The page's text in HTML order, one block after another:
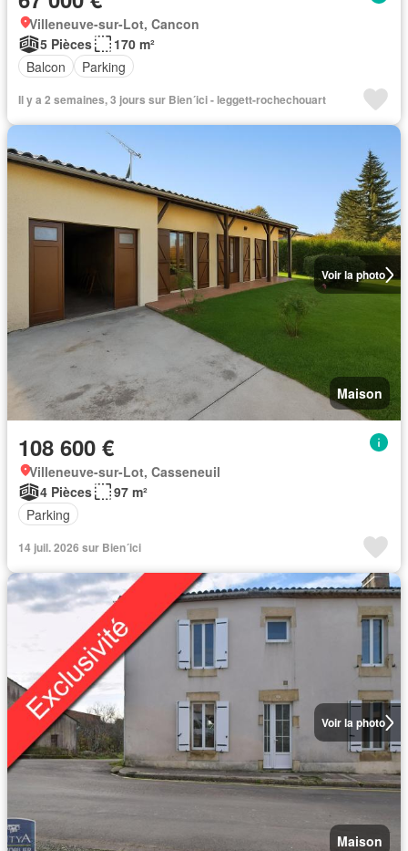
Villeneuve-sur-Lot, Cancon
5 Pièces
170 m²
Balcon
Parking
Il y a 2 semaines, 3 jours sur Bien´ici - leggett-rochechouart
Voir la photo
Maison
108 600 €
Villeneuve-sur-Lot, Casseneuil
4 Pièces
97 m²
Parking
14 juil. 2026 sur Bien´ici
Voir la photo
Maison